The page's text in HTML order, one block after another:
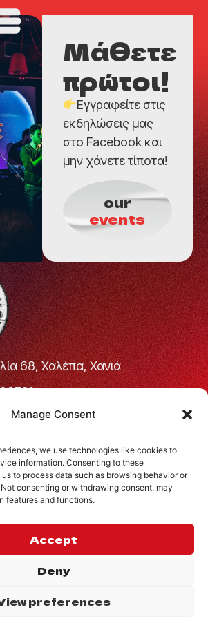
Manage Consent
we use technologies like cookies to
information. Consenting to these
to process data such as browsing behavior or
consenting or withdrawing consent, may
features and functions.
Accept
Deny
preferences
Μάθετε
πρώτοι!
Εγγραφείτε στις
εκδηλώσεις μας
στο Facebook και
μην χάνετε τίποτα!
our
events
68, Χαλέπα, Χανιά
16:00 – 24:00
– 24:00
24:00
ΜΑΖΙ
Privacy Policy. Website by